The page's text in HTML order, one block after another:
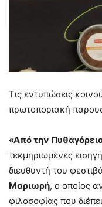
Τις εντυπώσεις
πρωτοποριακή
«Από την
τεκμηριωμένες
διευθυντή του
Μαριωρή, ο οποίος
φιλοσοφίας που